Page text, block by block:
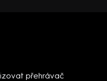
přehrávač